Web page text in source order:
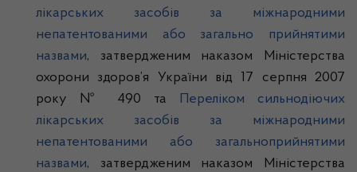
лікарських засобів за міжнародними
непатентованими або загально прийнятими
назвами, затвердженим наказом Міністерства
охорони здоров’я України від 17 серпня 2007
року № 490 та
Переліком сильнодіючих
лікарських засобів за міжнародними
непатентованими або загальноприйнятими
назвами, затвердженим наказом Міністерства